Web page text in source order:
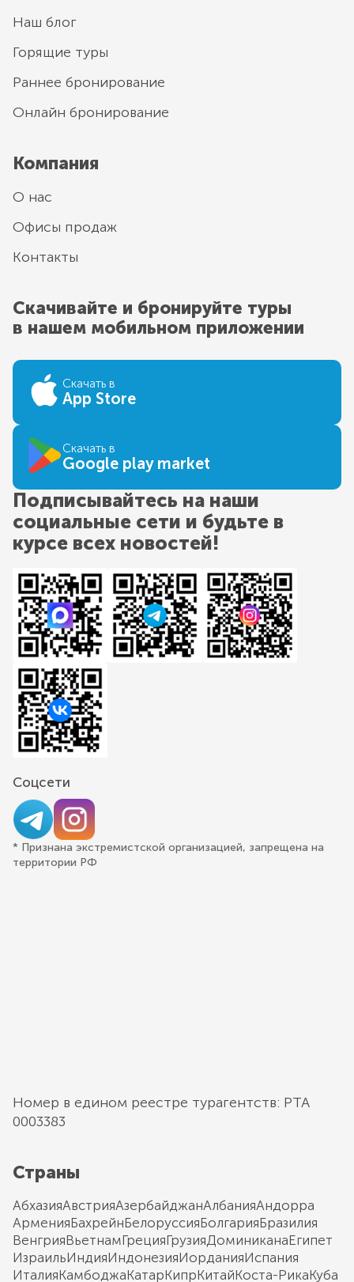
Наш блог
Горящие туры
Раннее бронирование
Онлайн бронирование
Компания
О нас
Офисы продаж
Контакты
Скачивайте и бронируйте туры
в нашем мобильном приложении
Скачать в
App Store
Скачать в
Google play market
Подписывайтесь на наши
социальные сети и будьте в
курсе всех новостей!
Соцсети
* Признана экстремистской организацией, запрещена на
территории РФ
Номер в едином реестре турагентств: РТА
0003383
Страны
АбхазияАвстрияАзербайджанАлбанияАндорра
АрменияБахрейнБелоруссияБолгарияБразилия
ВенгрияВьетнамГрецияГрузияДоминиканаЕгипет
ИзраильИндияИндонезияИорданияИспания
ИталияКамбоджаКатарКипрКитайКоста-РикаКуба